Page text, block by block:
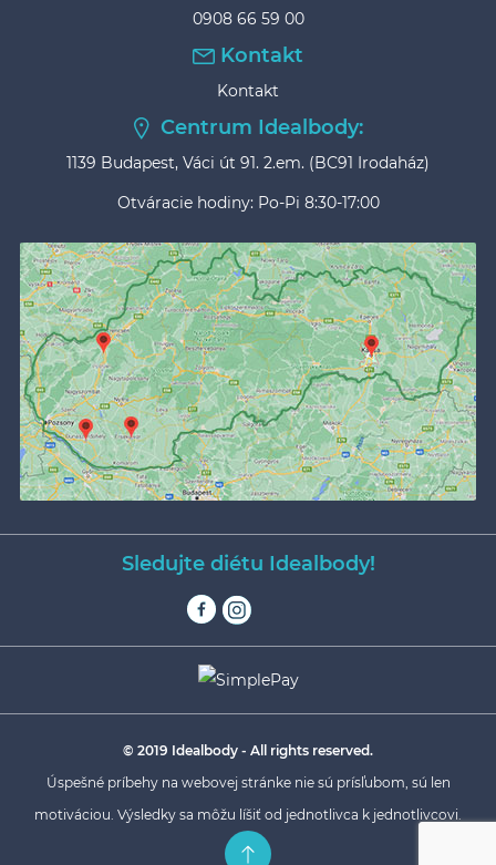
0908 66 59 00
Kontakt
Kontakt
Centrum Idealbody:
1139 Budapest, Váci út 91. 2.em. (BC91 Irodaház)
Otváracie hodiny: Po-Pi 8:30-17:00
Sledujte diétu Idealbody!
© 2019 Idealbody - All rights reserved.
Úspešné príbehy na webovej stránke nie sú prísľubom, sú len
motiváciou. Výsledky sa môžu líšiť od jednotlivca k jednotlivcovi.